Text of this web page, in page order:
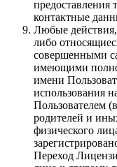
предоставления
контактные
Любые
либо
совершенными
имеющими
имени
использования
Пользователем
родителей и
физического
Переход